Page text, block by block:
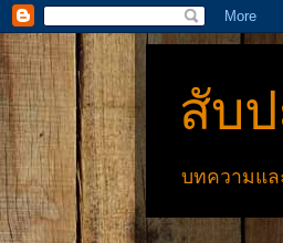
สับ
บทความแล